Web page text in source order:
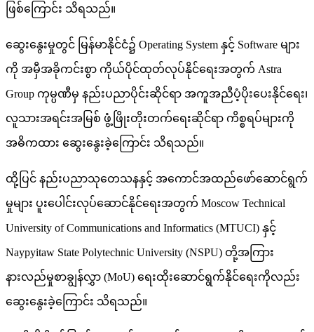
ဖြစ်ကြောင်း သိရသည်။
ဆွေးနွေးမှုတွင် မြန်မာနိုင်ငံ၌ Operating System နှင့် Software များ
ကို အမှီအခိုကင်းစွာ ကိုယ်ပိုင်ထုတ်လုပ်နိုင်ရေးအတွက် Astra
Group ကုမ္ပဏီမှ နည်းပညာပိုင်းဆိုင်ရာ အကူအညီပံ့ပိုးပေးနိုင်ရေး၊
လူသားအရင်းအမြစ် ဖွံ့ဖြိုးတိုးတက်ရေးဆိုင်ရာ ကိစ္စရပ်များကို
အဓိကထား ဆွေးနွေးခဲ့ကြောင်း သိရသည်။
ထို့ပြင် နည်းပညာသုတေသနနှင့် အကောင်အထည်ဖော်ဆောင်ရွက်
မှုများ ပူးပေါင်းလုပ်ဆောင်နိုင်ရေးအတွက် Moscow Technical
University of Communications and Informatics (MTUCI) နှင့်
Naypyitaw State Polytechnic University (NSPU) တို့အကြား
နားလည်မှုစာချွန်လွှာ (MoU) ရေးထိုးဆောင်ရွက်နိုင်ရေးကိုလည်း
ဆွေးနွေးခဲ့ကြောင်း သိရသည်။